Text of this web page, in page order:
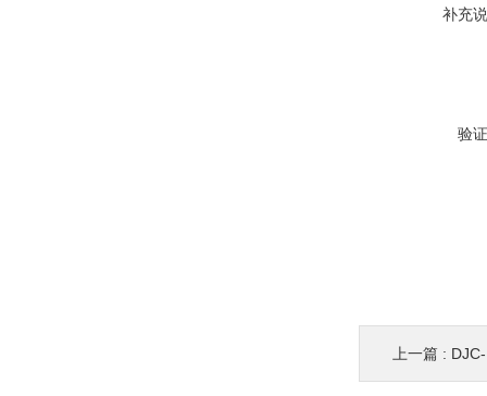
补充
验
上一篇 : DJC-